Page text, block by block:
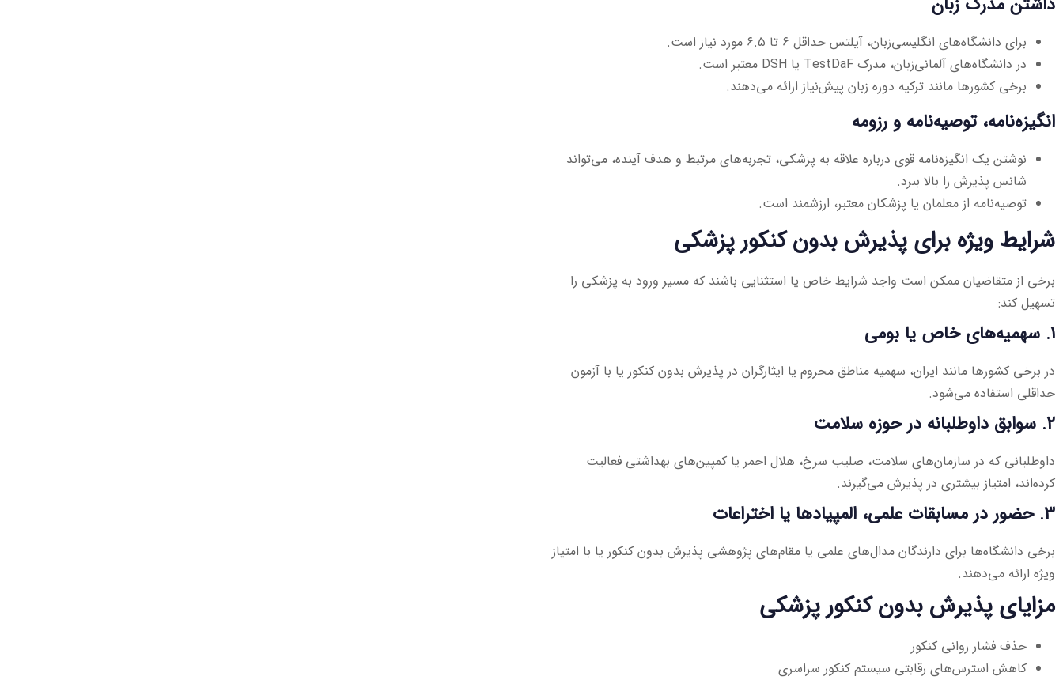
برای دانشگاه‌های انگلیسی‌زبان، آیلتس حداقل ۶ تا ۶.۵ مورد نیاز است.
در دانشگاه‌های آلمانی‌زبان، مدرک TestDaF یا DSH معتبر است.
برخی کشورها مانند ترکیه دوره زبان پیش‌نیاز ارائه می‌دهند.
انگیزه‌نامه، توصیه‌نامه و رزومه
نوشتن یک انگیزه‌نامه قوی درباره علاقه به پزشکی، تجربه‌های مرتبط و هدف آینده، می‌تواند
شانس پذیرش را بالا ببرد.
توصیه‌نامه از معلمان یا پزشکان معتبر، ارزشمند است.
شرایط ویژه برای پذیرش بدون کنکور پزشکی
برخی از متقاضیان ممکن است واجد شرایط خاص یا استثنایی باشند که مسیر ورود به پزشکی را
تسهیل کند:
۱. سهمیه‌های خاص یا بومی
در برخی کشورها مانند ایران، سهمیه مناطق محروم یا ایثارگران در پذیرش بدون کنکور یا با آزمون
حداقلی استفاده می‌شود.
۲. سوابق داوطلبانه در حوزه سلامت
داوطلبانی که در سازمان‌های سلامت، صلیب سرخ، هلال احمر یا کمپین‌های بهداشتی فعالیت
کرده‌اند، امتیاز بیشتری در پذیرش می‌گیرند.
۳. حضور در مسابقات علمی، المپیادها یا اختراعات
برخی دانشگاه‌ها برای دارندگان مدال‌های علمی یا مقام‌های پژوهشی پذیرش بدون کنکور یا با امتیاز
ویژه ارائه می‌دهند.
مزایای پذیرش بدون کنکور پزشکی
حذف فشار روانی کنکور
کاهش استرس‌های رقابتی سیستم کنکور سراسری